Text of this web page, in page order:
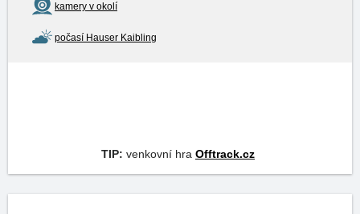
kamery v okolí
počasí Hauser Kaibling
TIP: venkovní hra Offtrack.cz